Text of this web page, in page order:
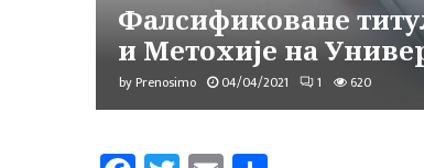
Фалсификоване
и Метохије на
byPrenosimo 04/04/2021 1 620